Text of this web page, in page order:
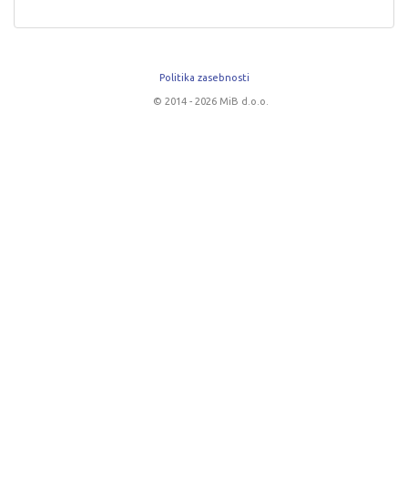
Politika zasebnosti
© 2014 - 2026 MiB d.o.o.